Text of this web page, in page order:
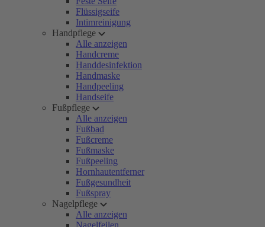
Flüssigseife
Intimreinigung
Handpflege
Alle anzeigen
Handcreme
Handdesinfektion
Handmaske
Handpeeling
Handseife
Fußpflege
Alle anzeigen
Fußbad
Fußcreme
Fußmaske
Fußpeeling
Hornhautentferner
Fußgesundheit
Fußspray
Nagelpflege
Alle anzeigen
Nagelfeilen